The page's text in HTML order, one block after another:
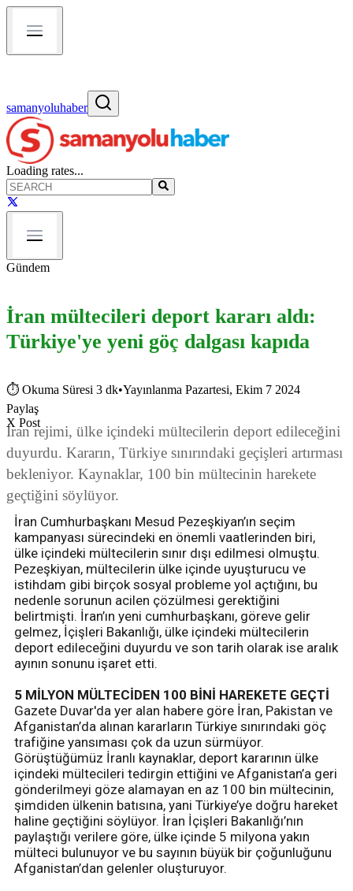
samanyoluhaber
Loading rates...
Gündem
İran mültecileri deport kararı aldı:
Türkiye'ye yeni göç dalgası kapıda
⏱ Okuma Süresi 3 dk•Yayınlanma Pazartesi, Ekim 7 2024
Paylaş
X Post
İran rejimi, ülke içindeki mültecilerin deport edileceğini
duyurdu. Kararın, Türkiye sınırındaki geçişleri artırması
bekleniyor. Kaynaklar, 100 bin mültecinin harekete
geçtiğini söylüyor.
İran Cumhurbaşkanı Mesud Pezeşkiyan’ın seçim
kampanyası sürecindeki en önemli vaatlerinden biri,
ülke içindeki mültecilerin sınır dışı edilmesi olmuştu.
Pezeşkiyan, mültecilerin ülke içinde uyuşturucu ve
istihdam gibi birçok sosyal probleme yol açtığını, bu
nedenle sorunun acilen çözülmesi gerektiğini
belirtmişti. İran’ın yeni cumhurbaşkanı, göreve gelir
gelmez, İçişleri Bakanlığı, ülke içindeki mültecilerin
deport edileceğini duyurdu ve son tarih olarak ise aralık
ayının sonunu işaret etti.
5 MİLYON MÜLTECİDEN 100 BİNİ HAREKETE GEÇTİ
Gazete Duvar'da yer alan habere göre İran, Pakistan ve
Afganistan’da alınan kararların Türkiye sınırındaki göç
trafiğine yansıması çok da uzun sürmüyor.
Görüştüğümüz İranlı kaynaklar, deport kararının ülke
içindeki mültecileri tedirgin ettiğini ve Afganistan’a geri
gönderilmeyi göze alamayan en az 100 bin mültecinin,
şimdiden ülkenin batısına, yani Türkiye’ye doğru hareket
haline geçtiğini söylüyor. İran İçişleri Bakanlığı’nın
paylaştığı verilere göre, ülke içinde 5 milyona yakın
mülteci bulunuyor ve bu sayının büyük bir çoğunluğunu
Afganistan’dan gelenler oluşturuyor.